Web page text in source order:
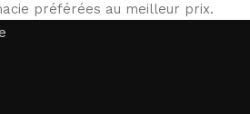
préférées au meilleur prix.